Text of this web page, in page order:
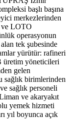
başlı başına
merkezlerinden
LOTO
operasyonun
tek şubesinde
yürütür: rafineri
üretim yöneticileri
gelen
sağlık birimlerinden
sağlık personeli
ve akaryakıt
yemek hizmeti
yıl boyunca açık